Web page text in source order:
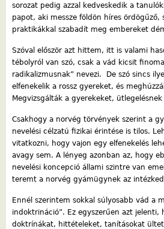
sorozat pedig azzal kedveskedik a
papot, aki messze földön híres ördögűző,
praktikákkal szabadít meg embereket
Szóval először azt hittem, itt is valami
tébolyról van szó, csak a vád kicsit
radikalizmusnak” nevezi. De szó sincs
elfenekelik a rossz gyereket, és
Megvizsgálták a gyerekeket,
Csakhogy a norvég törvények szerint a
nevelési célzatú fizikai érintése is tilos.
vitatkozni, hogy vajon egy elfenekelés
avagy sem. A lényeg azonban az, hogy
nevelési koncepció állami szintre van
teremt a norvég gyámügynek az
Ennél szerintem sokkal súlyosabb vád a
indoktrináció”. Ez egyszerűen azt jelenti,
doktrínákat, hittételeket, tanításokat